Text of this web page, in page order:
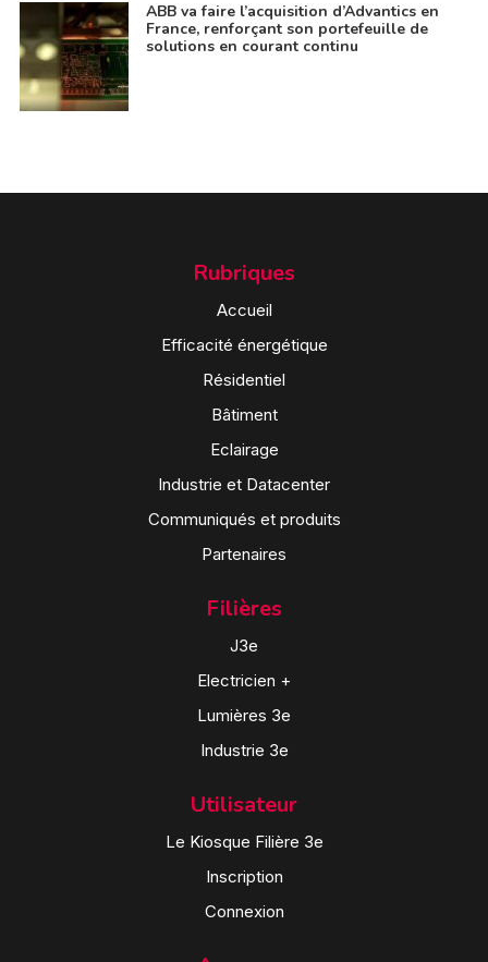
ABB va faire l’acquisition d’Advantics en
France, renforçant son portefeuille de
solutions en courant continu
Rubriques
Accueil
Efficacité énergétique
Résidentiel
Bâtiment
Eclairage
Industrie et Datacenter
Communiqués et produits
Partenaires
Filières
J3e
Electricien +
Lumières 3e
Industrie 3e
Utilisateur
Le Kiosque Filière 3e
Inscription
Connexion